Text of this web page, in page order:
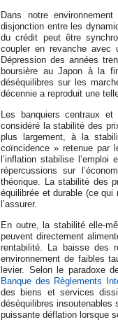
Dans notre
disjonction entre les
du crédit peut être
coupler en revanche avec
Dépression des années
boursière au Japon à la
déséquilibres sur les
décennie a reproduit une
Les banquiers centraux
considéré la stabilité des
plus largement, à la
coïncidence » retenue par
l’inflation stabilise
répercussions sur
théorique. La stabilité des
équilibrée et durable (ce
l’assurer.
En outre, la stabilité elle-
peuvent directement
rentabilité. La baisse des
environnement de faibles
levier. Selon le paradoxe
Banque des Règlements
des biens et services
déséquilibres insoutenables
puissante déflation lorsque